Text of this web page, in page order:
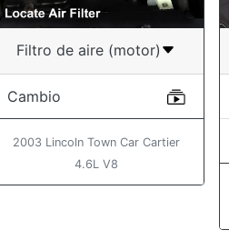
Filtro de aire (motor)
Cambio
2003 Lincoln Town Car Cartier
4.6L V8